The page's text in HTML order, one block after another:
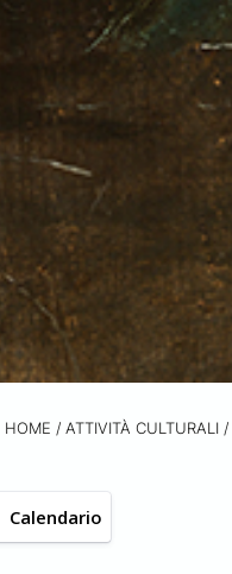
HOME / ATTIVITÀ CULTURALI /
Calendario